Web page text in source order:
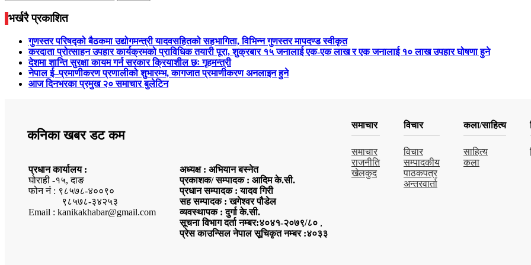
for:
भर्खरै प्रकाशित
गुणस्तर परिषद्को बैठकमा उद्योगमन्त्री यादवसहितको सहभागिता, विभिन्न गुणस्तर मापदण्ड स्वीकृत
करदाता प्रोत्साहन उपहार कार्यक्रमको प्राविधिक तयारी पूरा, शुक्रबार १५ जनालाई एक-एक लाख र एक जनालाई १० लाख उपहार घोषणा हुने
देशमा शान्ति सुरक्षा कायम गर्न सरकार क्रियाशील छः गृहमन्त्री
नेपाल ई–प्रमाणीकरण प्रणालीको शुभारम्भ, कागजात प्रमाणीकरण अनलाइन हुने
आज दिनभरका प्रमुख २० समाचार बुलेटिन
कनिका खबर डट कम
प्रधान कार्यालय :
घोराही -१५, दाङ
फोन नं : ९८५७८-४००९०
९८५७८-३४२५३
Email : kanikakhabar@gmail.com
अध्यक्ष : अभियान बस्नेत
प्रकाशक/ सम्पादक : आदिम के.सी.
प्रधान सम्पादक : यादव गिरी
सह सम्पादक : खगेश्वर पौडेल
व्यवस्थापक : दुर्गा के.सी.
सूचना विभाग दर्ता नम्बर:४०४१-२०७९/८० ,
प्रेस काउन्सिल नेपाल सूचिकृत नम्बर :४०३३
समाचार
समाचार
राजनीति
खेलकुद
विचार
विचार
सम्पादकीय
पाठकपत्र
अन्तरवार्ता
कला/साहित्य
साहित्य
कला